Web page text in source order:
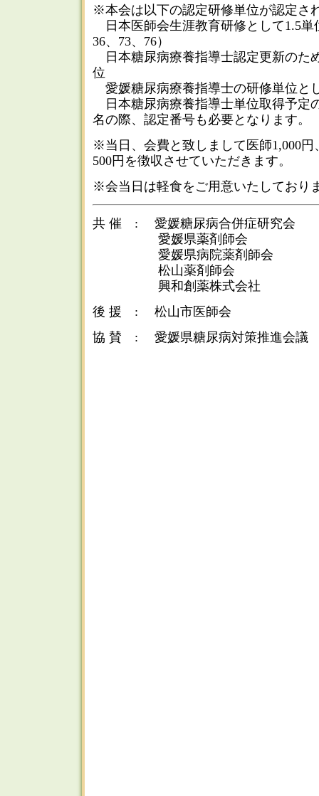
※本会は以下の認定研修単位が認定さ
日本医師会生涯教育研修として1.5単
36、73、76）
日本糖尿病療養指導士認定更新のた
位
愛媛糖尿病療養指導士の研修単位と
日本糖尿病療養指導士単位取得予定
名の際、認定番号も必要となります。
※当日、会費と致しまして医師1,000円
500円を徴収させていただきます。
※会当日は軽食をご用意いたしており
共 催 : 愛媛糖尿病合併症研究会
愛媛県薬剤師会
愛媛県病院薬剤師会
松山薬剤師会
興和創薬株式会社
後 援 : 松山市医師会
協 賛 : 愛媛県糖尿病対策推進会議